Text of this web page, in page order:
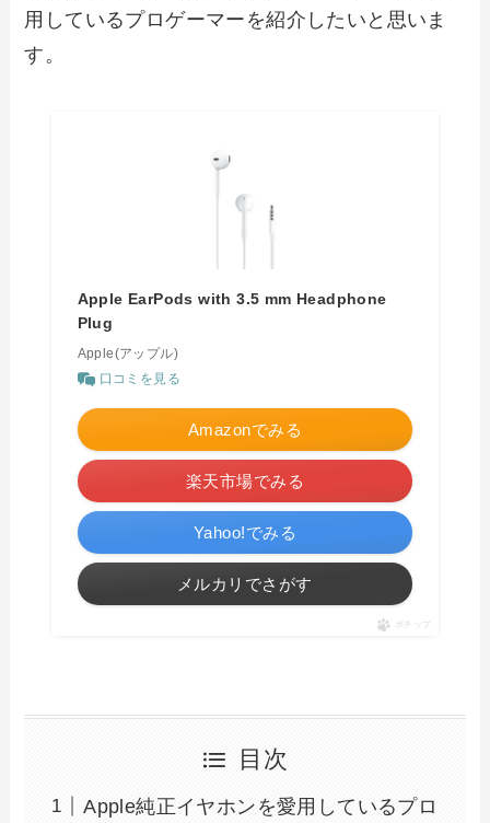
用しているプロゲーマーを紹介したいと思いま
す。
Apple EarPods with 3.5 mm Headphone
Plug
Apple(アップル)
口コミを見る
Amazonでみる
楽天市場でみる
Yahoo!でみる
メルカリでさがす
ポチップ
目次
Apple純正イヤホンを愛用しているプロ